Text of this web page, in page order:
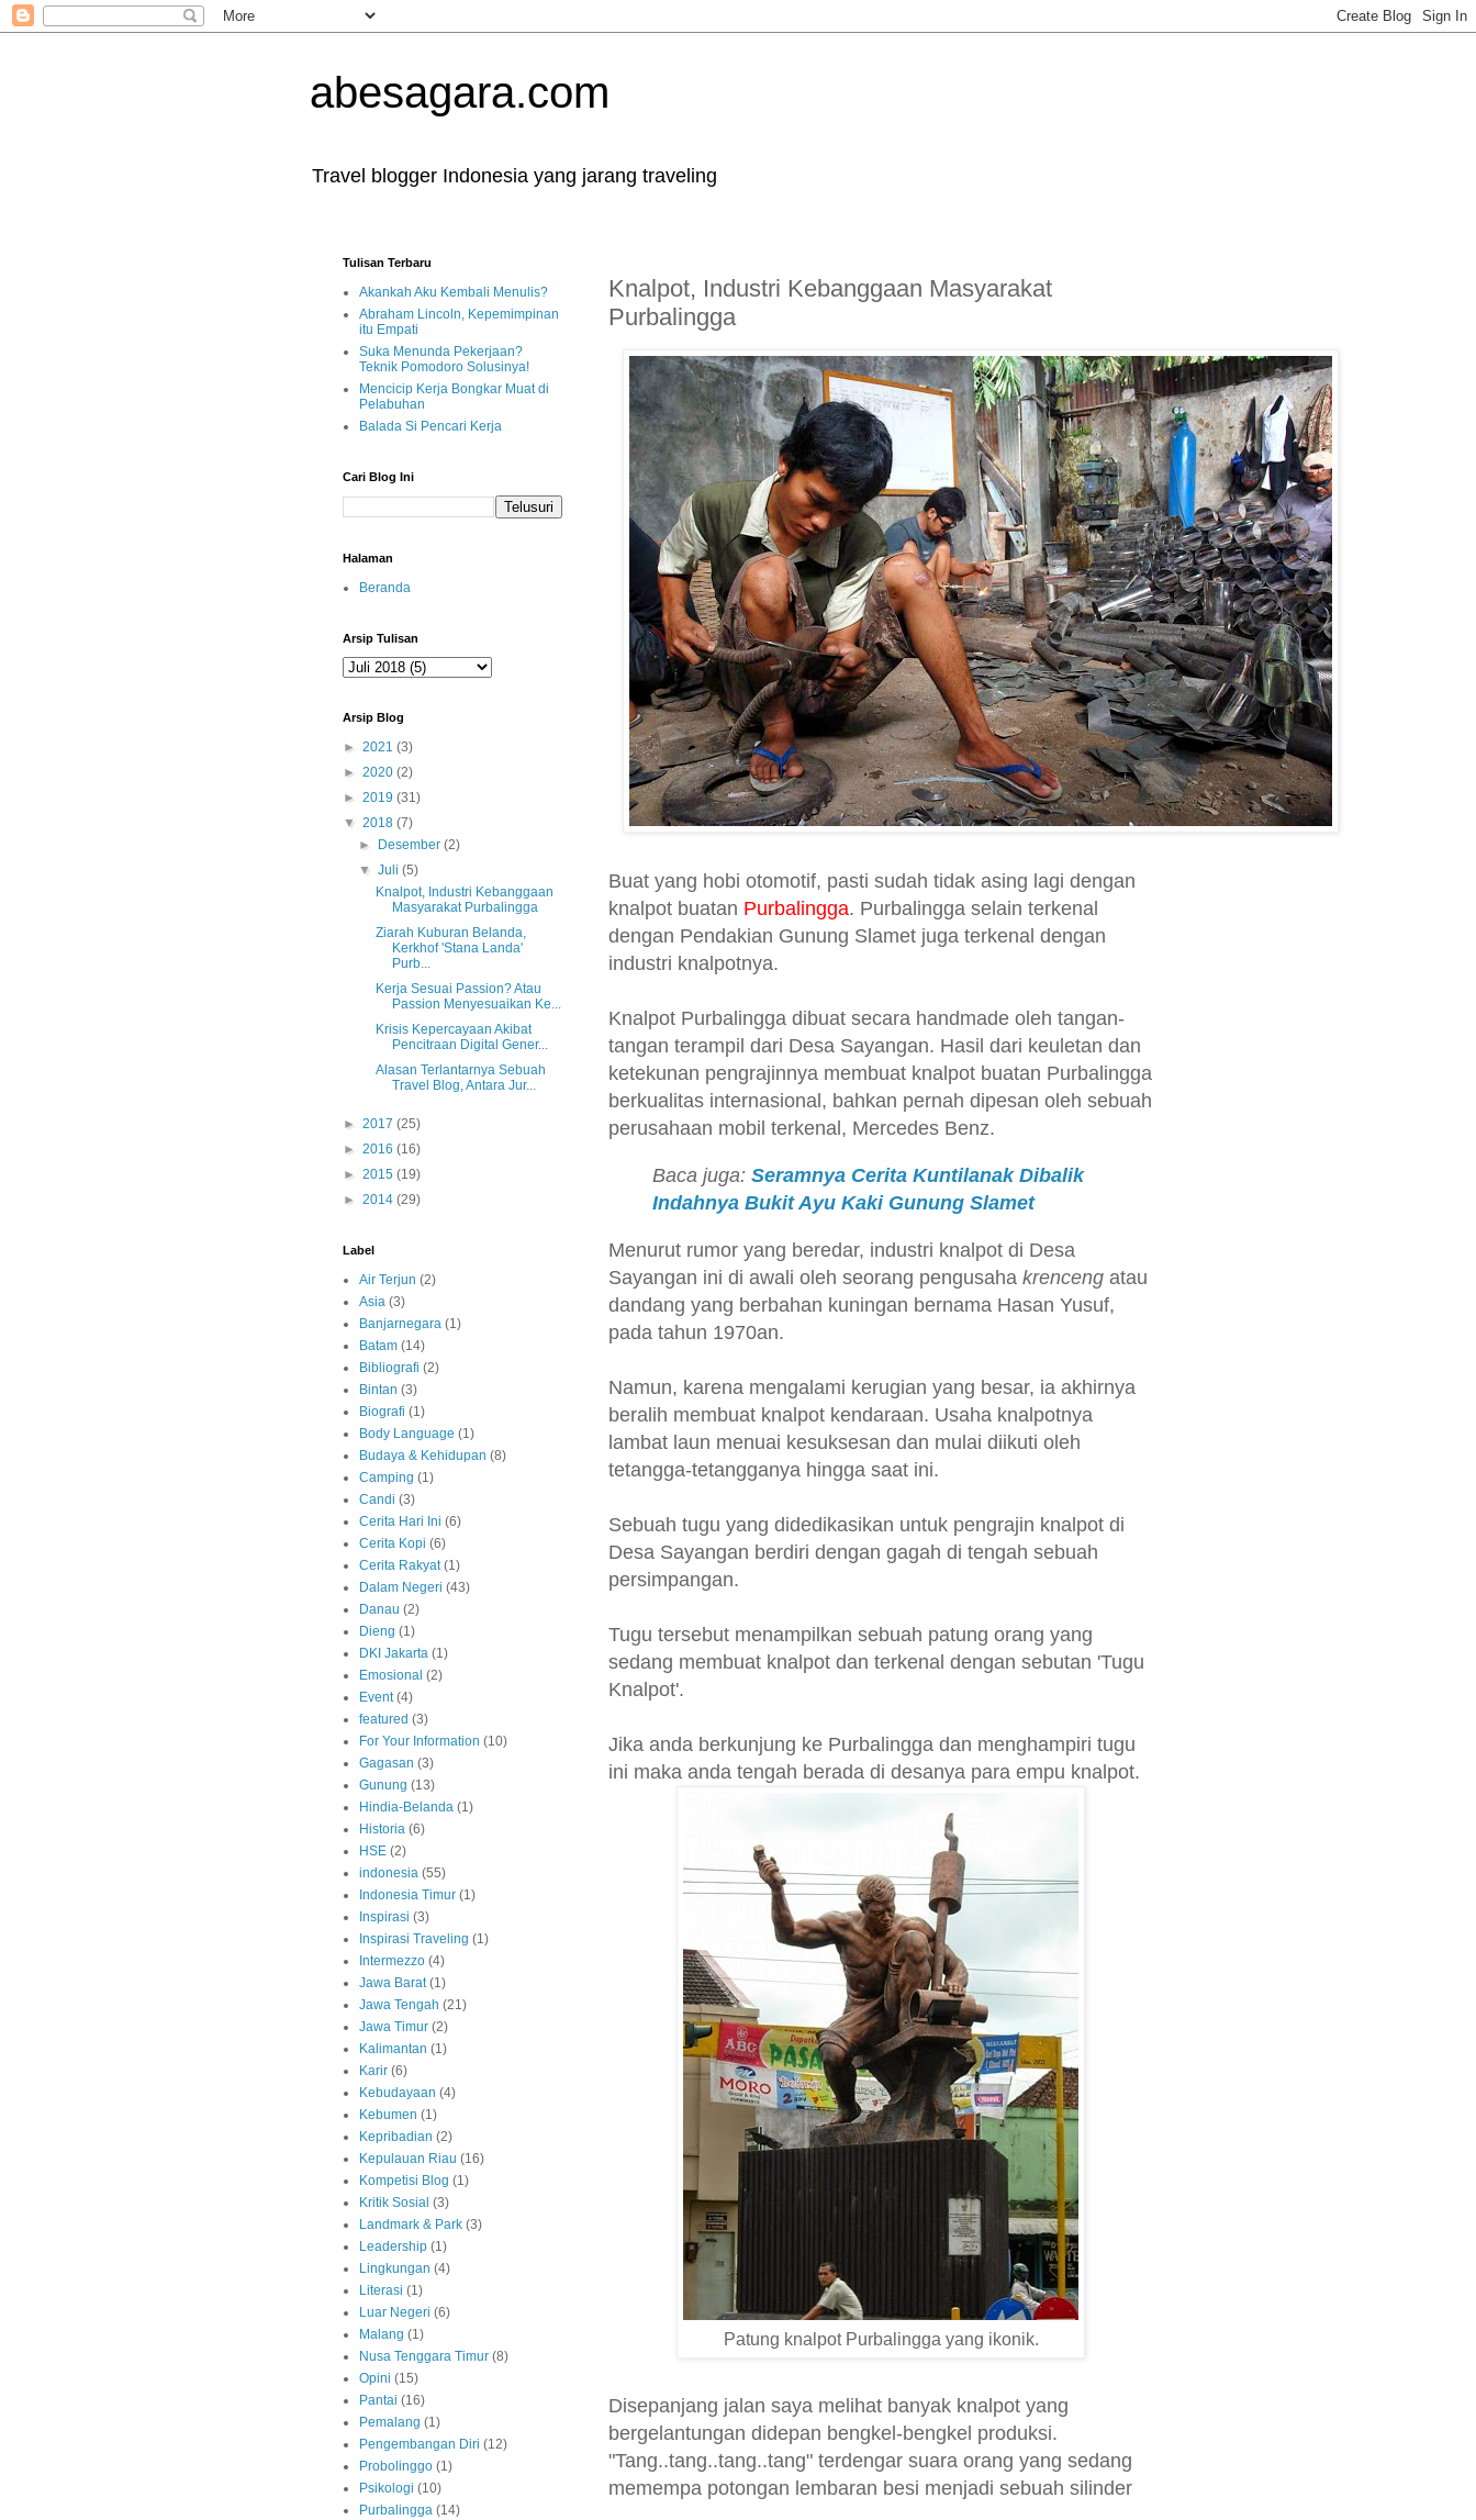
abesagara.com
Travel blogger Indonesia yang jarang traveling
Knalpot, Industri Kebanggaan Masyarakat
Purbalingga
Buat yang hobi otomotif, pasti sudah tidak asing lagi dengan
knalpot buatan Purbalingga. Purbalingga selain terkenal
dengan Pendakian Gunung Slamet juga terkenal dengan
industri knalpotnya.
Knalpot Purbalingga dibuat secara handmade oleh tangan-
tangan terampil dari Desa Sayangan. Hasil dari keuletan dan
ketekunan pengrajinnya membuat knalpot buatan Purbalingga
berkualitas internasional, bahkan pernah dipesan oleh sebuah
perusahaan mobil terkenal, Mercedes Benz.
Baca juga: Seramnya Cerita Kuntilanak Dibalik
Indahnya Bukit Ayu Kaki Gunung Slamet
Menurut rumor yang beredar, industri knalpot di Desa
Sayangan ini di awali oleh seorang pengusaha krenceng atau
dandang yang berbahan kuningan bernama Hasan Yusuf,
pada tahun 1970an.
Namun, karena mengalami kerugian yang besar, ia akhirnya
beralih membuat knalpot kendaraan. Usaha knalpotnya
lambat laun menuai kesuksesan dan mulai diikuti oleh
tetangga-tetangganya hingga saat ini.
Sebuah tugu yang didedikasikan untuk pengrajin knalpot di
Desa Sayangan berdiri dengan gagah di tengah sebuah
persimpangan.
Tugu tersebut menampilkan sebuah patung orang yang
sedang membuat knalpot dan terkenal dengan sebutan 'Tugu
Knalpot'.
Jika anda berkunjung ke Purbalingga dan menghampiri tugu
ini maka anda tengah berada di desanya para empu knalpot.
Patung knalpot Purbalingga yang ikonik.
Disepanjang jalan saya melihat banyak knalpot yang
bergelantungan didepan bengkel-bengkel produksi.
"Tang..tang..tang..tang" terdengar suara orang yang sedang
memempa potongan lembaran besi menjadi sebuah silinder
Tulisan Terbaru
Akankah Aku Kembali Menulis?
Abraham Lincoln, Kepemimpinan
itu Empati
Suka Menunda Pekerjaan?
Teknik Pomodoro Solusinya!
Mencicip Kerja Bongkar Muat di
Pelabuhan
Balada Si Pencari Kerja
Cari Blog Ini
Halaman
Beranda
Arsip Tulisan
Arsip Blog
► 2021 (3)
► 2020 (2)
► 2019 (31)
▼ 2018 (7)
►
Desember(2)
▼Juli(5)
Knalpot, Industri Kebanggaan
Masyarakat Purbalingga
Ziarah Kuburan Belanda,
Kerkhof 'Stana Landa'
Purb...
Kerja Sesuai Passion? Atau
Passion Menyesuaikan Ke...
Krisis Kepercayaan Akibat
Pencitraan Digital Gener...
Alasan Terlantarnya Sebuah
Travel Blog, Antara Jur...
► 2017 (25)
► 2016 (16)
► 2015 (19)
► 2014 (29)
Label
Air Terjun (2)
Asia (3)
Banjarnegara (1)
Batam (14)
Bibliografi (2)
Bintan (3)
Biografi (1)
Body Language (1)
Budaya & Kehidupan (8)
Camping (1)
Candi (3)
Cerita Hari Ini (6)
Cerita Kopi (6)
Cerita Rakyat (1)
Dalam Negeri (43)
Danau (2)
Dieng (1)
DKI Jakarta (1)
Emosional (2)
Event (4)
featured (3)
For Your Information (10)
Gagasan (3)
Gunung (13)
Hindia-Belanda (1)
Historia (6)
HSE (2)
indonesia (55)
Indonesia Timur (1)
Inspirasi (3)
Inspirasi Traveling (1)
Intermezzo (4)
Jawa Barat (1)
Jawa Tengah (21)
Jawa Timur (2)
Kalimantan (1)
Karir (6)
Kebudayaan (4)
Kebumen (1)
Kepribadian (2)
Kepulauan Riau (16)
Kompetisi Blog (1)
Kritik Sosial (3)
Landmark & Park (3)
Leadership (1)
Lingkungan (4)
Literasi (1)
Luar Negeri (6)
Malang (1)
Nusa Tenggara Timur (8)
Opini (15)
Pantai (16)
Pemalang (1)
Pengembangan Diri (12)
Probolinggo (1)
Psikologi (10)
Purbalingga (14)